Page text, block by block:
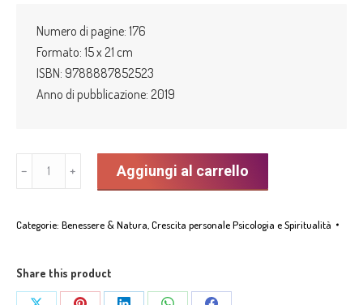
Numero di pagine: 176
Formato: 15 x 21 cm
ISBN: 9788887852523
Anno di pubblicazione: 2019
“Guarisci
te
di
Signorini
quantità
﹣ ﹢ Aggiungi al carrello
Categorie: Benessere & Natura Crescita personale Psicologia e Spiritualità
Share this product